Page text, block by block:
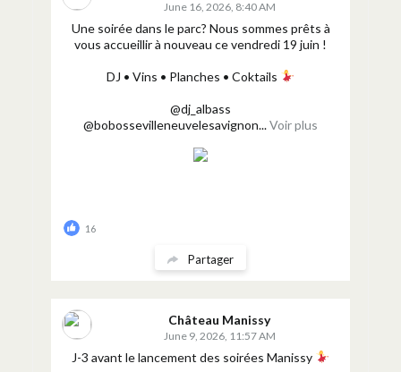
June 16, 2026, 8:40 AM
Une soirée dans le parc? Nous sommes prêts à
vous accueillir à nouveau ce vendredi 19 juin !
DJ • Vins • Planches • Coktails
@dj_albass
@bobossevilleneuvelesavignon...Voir plus
16
Partager
Château Manissy
June 9, 2026, 11:57 AM
J-3 avant le lancement des soirées Manissy